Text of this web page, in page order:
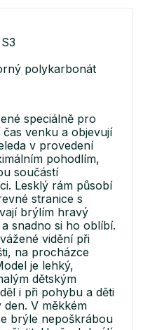
polykarbonát
speciálně pro
venku a objevují
v provedení
pohodlím,
součástí
Lesklý rám působí
stranice s
brýlím hravý
snadno si ho oblíbí.
vidění při
na procházce
je lehký,
dětským
i při pohybu a děti
V měkkém
brýle nepoškrábou